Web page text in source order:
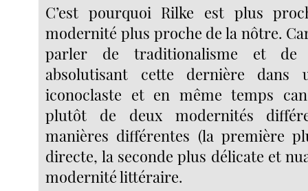
C’est pourquoi Rilke est plus
modernité plus proche de la nôtre.
parler de traditionalisme et de
absolutisant cette dernière dans
iconoclaste et en même temps
plutôt de deux modernités
manières différentes (la première
directe, la seconde plus délicate et
modernité littéraire.